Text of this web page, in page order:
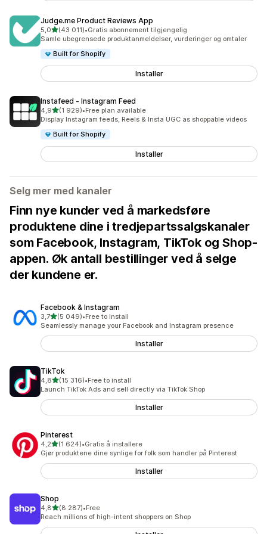
Judge.me Product Reviews App
5,0av 5 stjerner
(43 011)
Totalt 43011 omtaler
•Gratis abonnement tilgjengelig
Samle ubegrensede produktanmeldelser, vurderinger og omtaler
Built for Shopify
Installer
Instafeed ‑ Instagram Feed
4,9av 5 stjerner
(1 929)
Totalt 1929 omtaler
•Free plan available
Display Instagram feeds, Reels & Insta UGC as shoppable videos
Built for Shopify
Installer
Selg mer med kanaler
Finn nye kunder ved å markedsføre
produktene dine i tredjepartssalgskanaler
som Facebook, Instagram, TikTok og Shop-
appen. Øk antall bestillinger ved å selge
der kundene er.
Facebook & Instagram
3,7av 5 stjerner
(5 049)
Totalt 5049 omtaler
•Free to install
Seamlessly manage your Facebook and Instagram presence
Installer
TikTok
4,8av 5 stjerner
(15 316)
Totalt 15316 omtaler
•Free to install
Launch TikTok Ads and sell directly via TikTok Shop
Installer
Pinterest
4,2av 5 stjerner
(1 624)
Totalt 1624 omtaler
•Gratis å installere
Gjør produktene dine synlige for folk som handler på Pinterest
Installer
Shop
4,8av 5 stjerner
(8 287)
Totalt 8287 omtaler
•Free
Reach millions of high-intent shoppers on Shop